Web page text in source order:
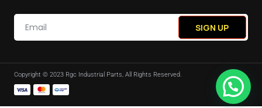
SIGN UP
Copyright © 2023 Rgc Industrial Parts, All Rights Reserved.